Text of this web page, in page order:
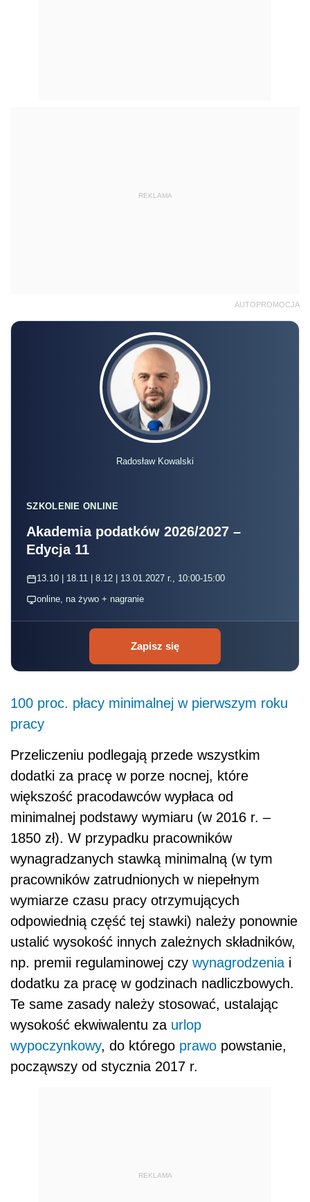
REKLAMA
AUTOPROMOCJA
Radosław Kowalski
SZKOLENIE ONLINE
Akademia podatków 2026/2027 –
Edycja 11
13.10 | 18.11 | 8.12 | 13.01.2027 r., 10:00-15:00
online, na żywo + nagranie
Zapisz się
100 proc. płacy minimalnej w pierwszym roku
pracy
Przeliczeniu podlegają przede wszystkim
dodatki za pracę w porze nocnej, które
większość pracodawców wypłaca od
minimalnej podstawy wymiaru (w 2016 r. –
1850 zł). W przypadku pracowników
wynagradzanych stawką minimalną (w tym
pracowników zatrudnionych w niepełnym
wymiarze czasu pracy otrzymujących
odpowiednią część tej stawki) należy ponownie
ustalić wysokość innych zależnych składników,
np. premii regulaminowej czy wynagrodzeniai
dodatku za pracę w godzinach nadliczbowych.
Te same zasady należy stosować, ustalając
wysokość ekwiwalentu za urlop
wypoczynkowy, do którego prawo powstanie,
począwszy od stycznia 2017 r.
REKLAMA